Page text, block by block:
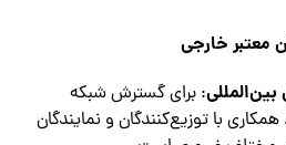
معتبر خارجی
: برای گسترش شبکه
با توزیع‌کنندگان و نمایندگان